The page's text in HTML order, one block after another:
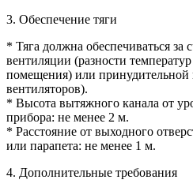
3. Обеспечение тяги
* Тяга должна обеспечиваться за
вентиляции (разности
помещения) или принудительной
вентиляторов).
* Высота вытяжного канала от
прибора: не менее 2 м.
* Расстояние от выходного
или парапета: не менее 1 м.
4. Дополнительные требования